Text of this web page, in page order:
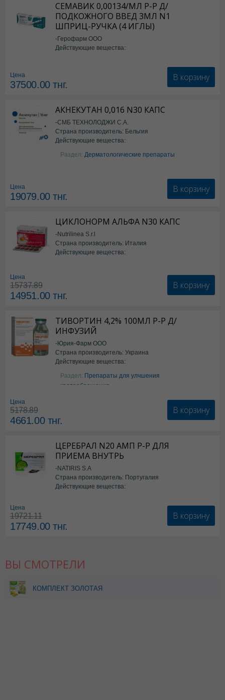
СЕМАВИК 0,00134/МЛ Р-Р Д/
ПОДКОЖНОГО ВВЕД 3МЛ N1
ШПРИЦ-РУЧКА (4 ИГЛЫ)
-Герофарм ООО
Действующие вещества:
Цена
37500.00тнг.
В корзину
АКНЕКУТАН 0,016 N30 КАПС
-СМБ ТЕХНОЛОДЖИ С.А.
Страна производитель: Бельгия
Действующие вещества:
Изотретиноин
Раздел: Дерматологические препараты
Цена
19079.00тнг.
В корзину
ЦИКЛОНОРМ АЛЬФА N30 КАПС
-Nutrilinea S.r.l
Страна производитель: Италия
Действующие вещества:
Цена
15737.89
14951.00тнг.
В корзину
ТИВОРТИН 4,2% 100МЛ Р-Р Д/
ИНФУЗИЙ
-Юрия-Фарм ООО
Страна производитель: Украина
Действующие вещества:
Аргинин
Раздел: Препараты для улчшения
кровообращения
Цена
5178.89
4661.00тнг.
В корзину
ЦЕРЕБРАЛ N20 АМП Р-Р ДЛЯ
ПРИЕМА ВНУТРЬ
-NATIRIS S.A
Страна производитель: Португалия
Действующие вещества:
Цена
19721.11
17749.00тнг.
В корзину
ВЫ СМОТРЕЛИ
КОМПЛЕКТ ЗОЛОТАЯ